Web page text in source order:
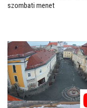
szombati menet